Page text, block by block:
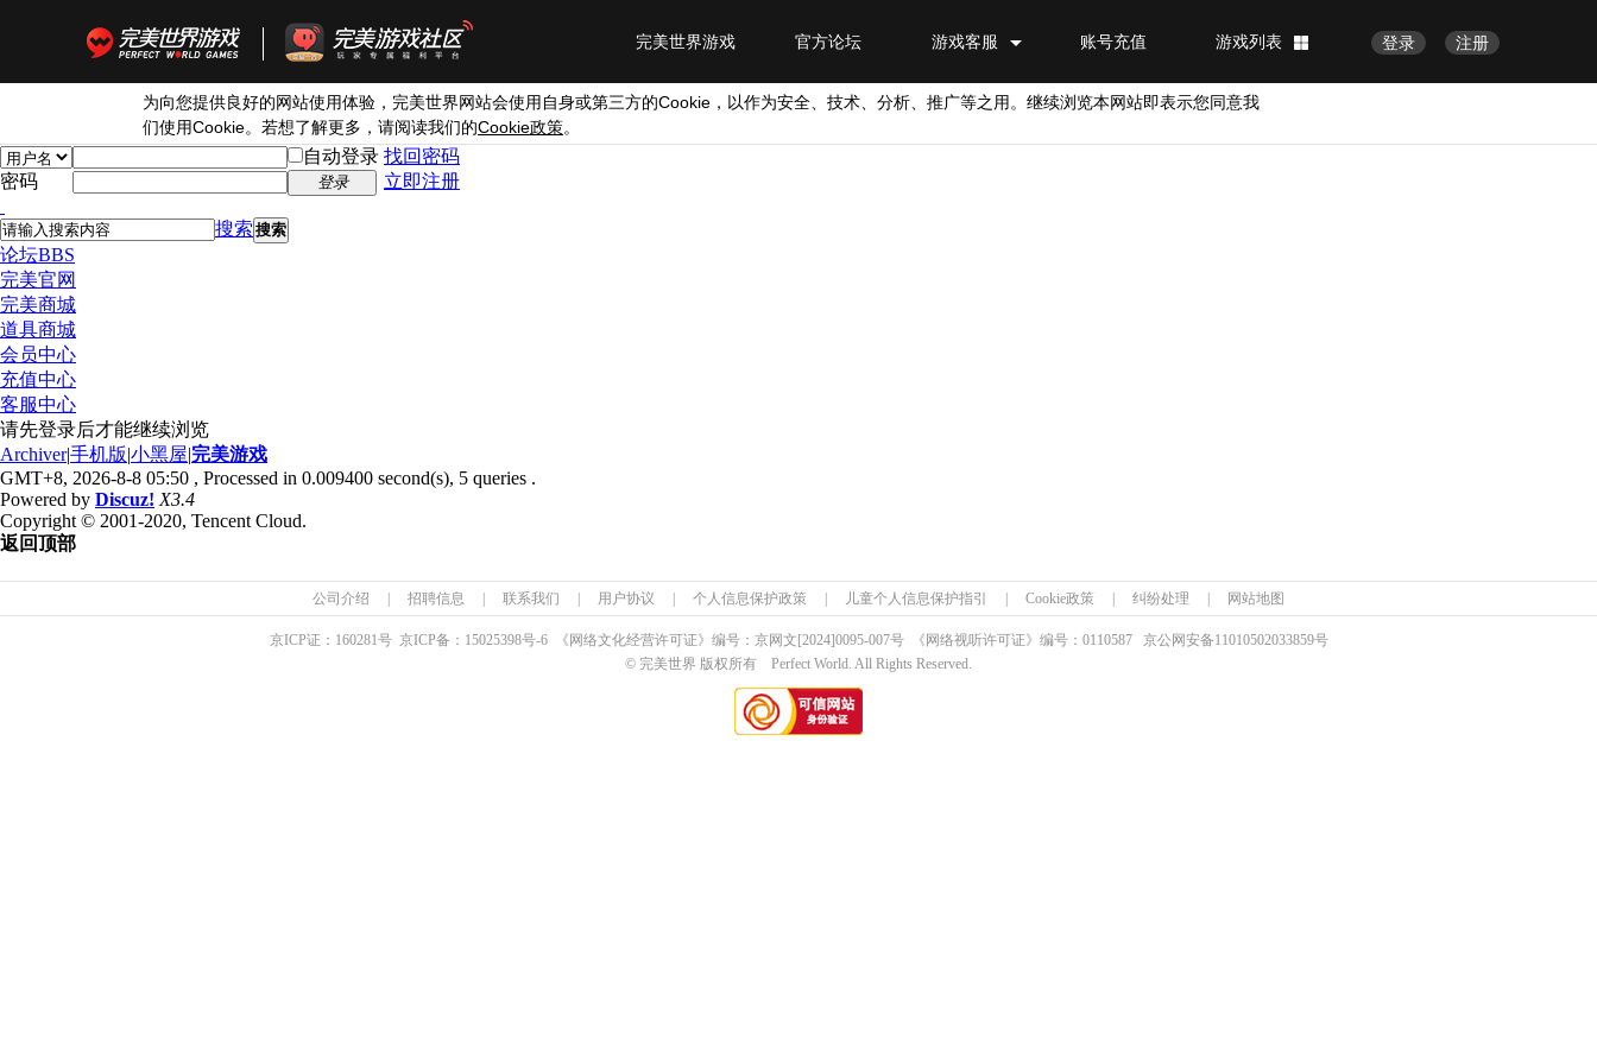
注册
登录
游戏列表
账号充值
游戏客服
官方论坛
完美世界游戏
为向您提供良好的网站使用体验，完美世界网站会使用自身或第三方的Cookie ，以作为安全、技术、分析、推广等之用。继续浏览本网站即表示您同意我
们使用Cookie。若想了解更多，请阅读我们的Cookie政策。
自动登录 找回密码
密码
登录 立即注册
搜索 搜索
论坛BBS
完美官网
完美商城
道具商城
会员中心
充值中心
客服中心
请先登录后才能继续浏览
Archiver|手机版|小黑屋|完美游戏
GMT+8, 2026-8-8 05:50 , Processed in 0.009400 second(s), 5 queries .
Powered by Discuz! X3.4
Copyright © 2001-2020, Tencent Cloud.
返回顶部
公司介绍 招聘信息 联系我们 用户协议 个人信息保护政策 儿童个人信息保护指引 Cookie政策 纠纷处理 网站地图
京ICP证： 160281号 京ICP备： 15025398号-6 《网络文化经营许可证》编号：京网文 [2024]0095-007号 《网络视听许可证》编号：0110587京公网安备11010502033859号
© 完美世界 版权所有 Perfect World. All Rights Reserved.